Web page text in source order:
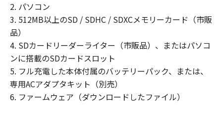
(4) 本契約に明示的に定める場合を除き、
キヤノンは「許諾ソフトウェア」に関する
キヤノンの知的財産権のいかなる権利もお
客様に付与または許諾するものでもありま
せん。
所有権
「許諾ソフトウェア」は、著作権により保
2. パソコン
3. 512MB以上のSD / SDHC / SDXCメモリーカード（市販
品）
4. SDカードリーダーライター（市販品）、またはパソコ
ンに搭載のSDカードスロット
5. フル充電した本体付属のバッテリーパック、または、
専用ACアダプタキット（別売）
6. ファームウェア（ダウンロードしたファイル）